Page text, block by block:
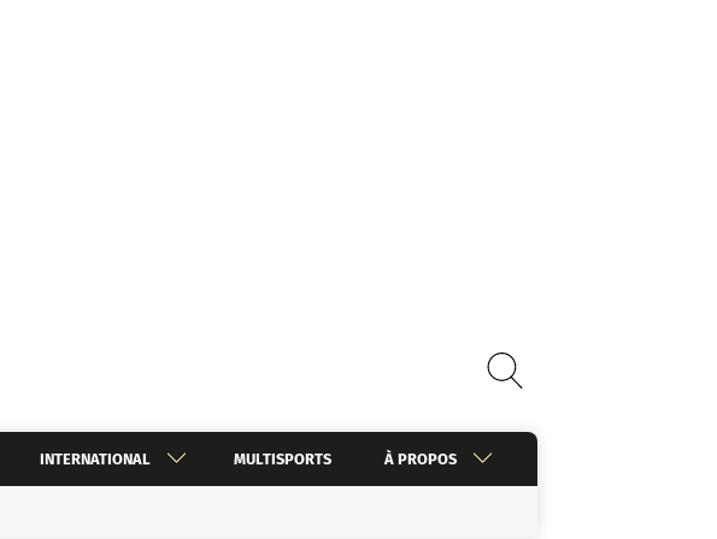
INTERNATIONAL MULTISPORTS À PROPOS